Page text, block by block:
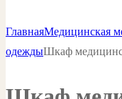
ГлавнаяМедицинская
одеждыШкаф